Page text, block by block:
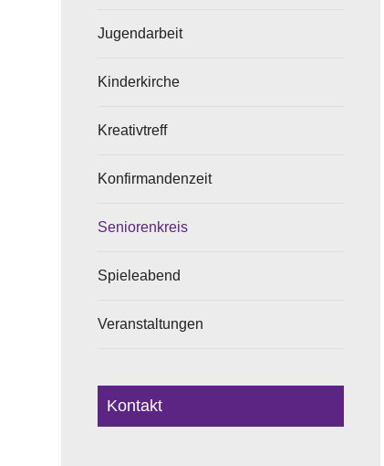
Jugendarbeit
Kinderkirche
Kreativtreff
Konfirmandenzeit
Seniorenkreis
Spieleabend
Veranstaltungen
Kontakt